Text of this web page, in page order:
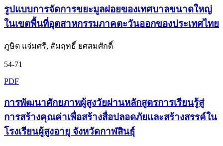
รูปแบบการจัดการขยะมูลฝอยของเทศบาลขนาดใหญ่
ในเขตพื้นที่อุตสาหกรรมภาคตะวันออกของประเทศไทย
ภูษิต แจ่มศรี, สัมฤทธิ์ ยศสมศักดิ์
54-71
PDF
การพัฒนาศักยภาพผู้สูงวัยผ่านหลักสูตรการเรียนรู้สู่
การสร้างคุณค่าเพื่อสร้างสื่อปลอดภัยและสร้างสรรค์ใน
โรงเรียนผู้สูงอายุ จังหวัดกาฬสินธุ์